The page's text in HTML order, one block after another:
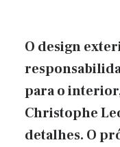
O design
para o
Christophe
detalhes. O